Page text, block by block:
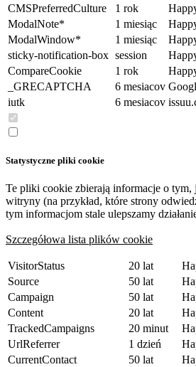
CMSPreferredCulture
1 rok
ModalNote*
1 miesiąc
ModalWindow*
1 miesiąc
sticky-notification-box session
CompareCookie
1 rok
_GRECAPTCHA
6 mesiacov
iutk
6 mesiacov
Statystyczne pliki cookie
Te pliki cookie zbierają informacje o tym,
witryny (na przykład, które strony
tym informacjom stale ulepszamy
Szczegółowa lista plików cookie
VisitorStatus 20 lat
Source
50 lat
Campaign
50 lat
Content
20 lat
TrackedCampaigns
20 minut
UrlReferrer
1 dzień
CurrentContact
50 lat